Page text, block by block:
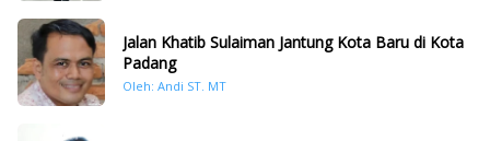
Jalan Khatib Sulaiman Jantung Kota Baru di Kota
Padang
Oleh: Andi ST. MT